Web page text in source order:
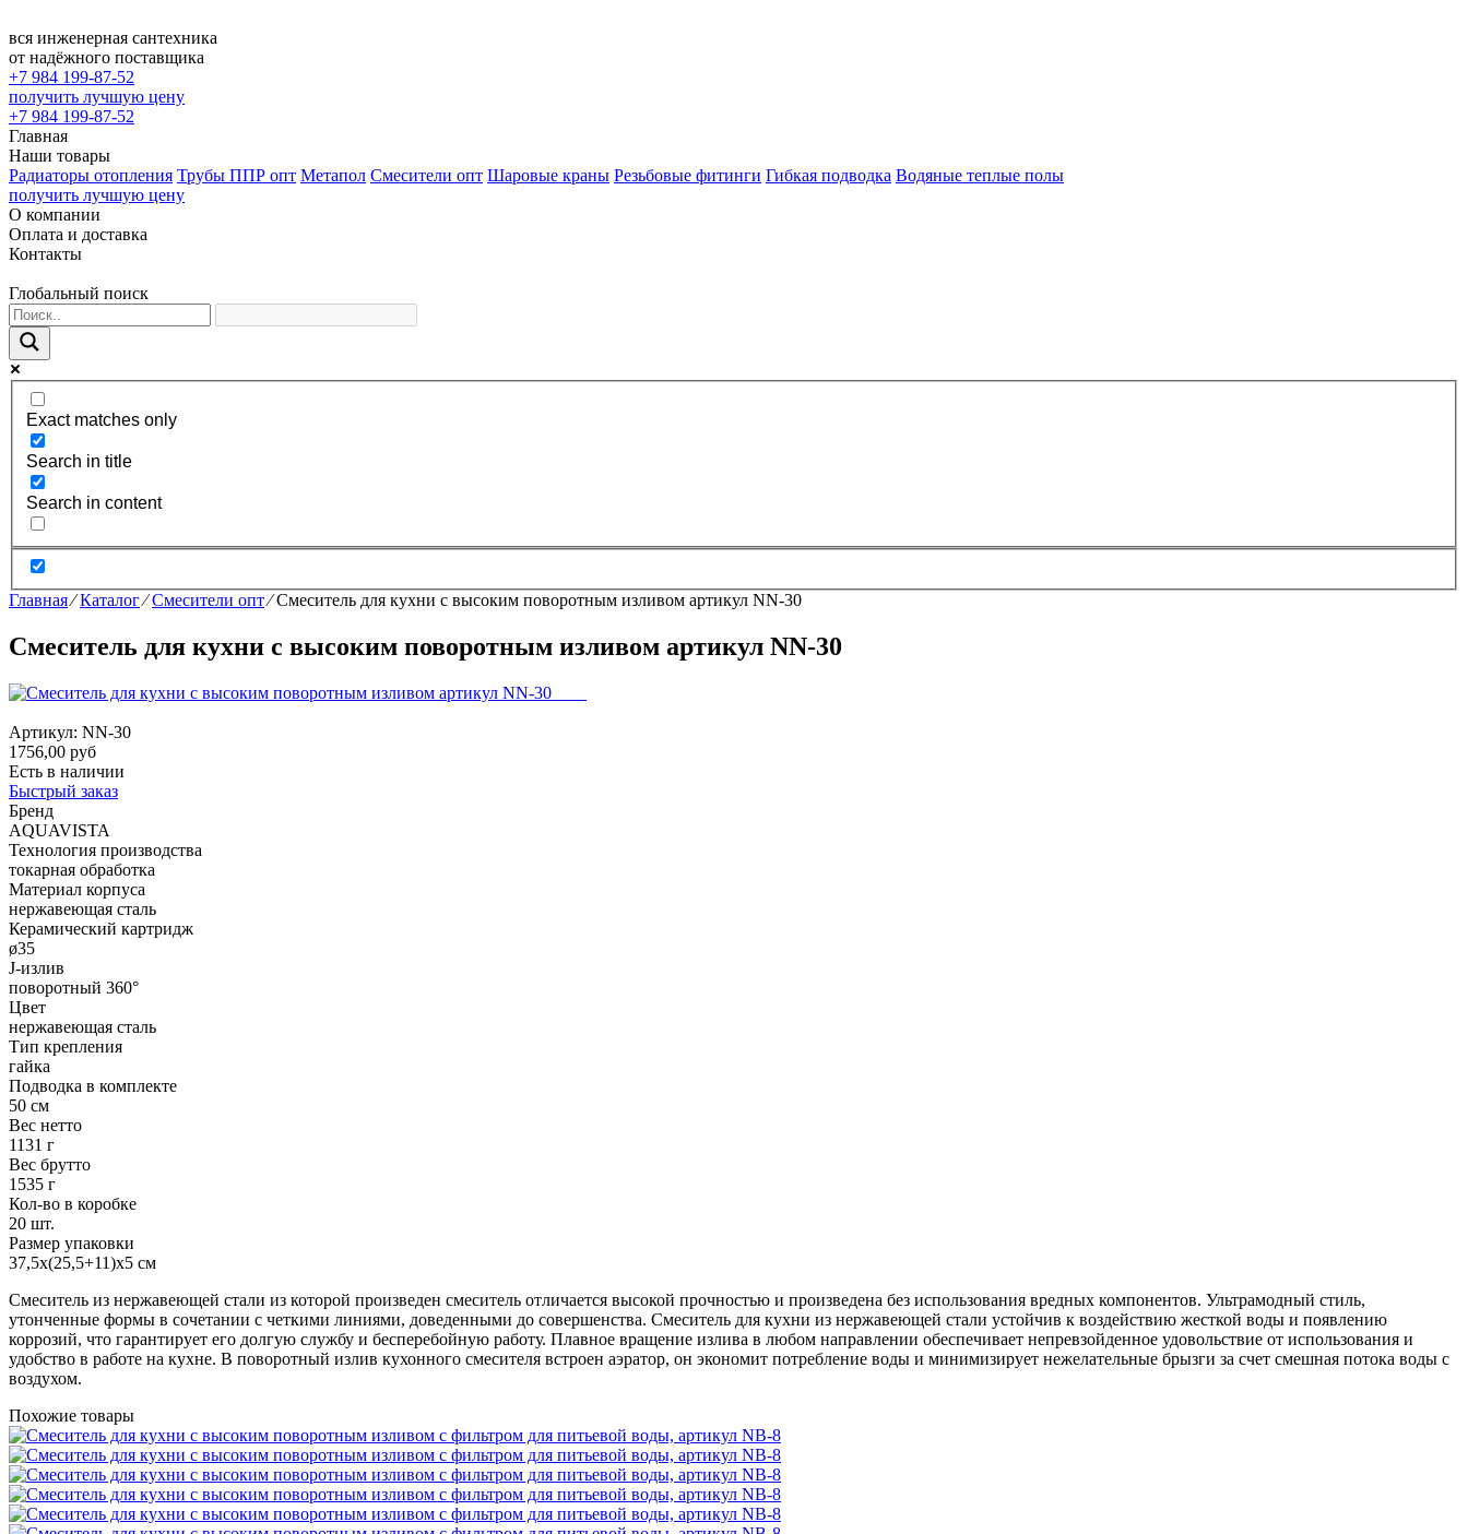
вся инженерная сантехника
от надёжного поставщика
+7 984 199-87-52
получить лучшую цену
+7 984 199-87-52
Главная
Наши товары
Радиаторы отопления Трубы ППР опт Метапол Смесители опт Шаровые краны Резьбовые фитинги Гибкая подводка Водяные теплые полы
получить лучшую цену
О компании
Оплата и доставка
Контакты
Глобальный поиск
Exact matches only
Search in title
Search in content
Главная⁄Каталог⁄Смесители опт⁄Смеситель для кухни с высоким поворотным изливом артикул NN-30
Смеситель для кухни с высоким поворотным изливом артикул NN-30
Артикул: NN-30
1756,00 руб
Есть в наличии
Быстрый заказ
Бренд
AQUAVISTA
Технология производства
токарная обработка
Материал корпуса
нержавеющая сталь
Керамический картридж
ø35
J-излив
поворотный 360°
Цвет
нержавеющая сталь
Тип крепления
гайка
Подводка в комплекте
50 см
Вес нетто
1131 г
Вес брутто
1535 г
Кол-во в коробке
20 шт.
Размер упаковки
37,5х(25,5+11)х5 см
Смеситель из нержавеющей стали из которой произведен смеситель отличается высокой прочностью и произведена без использования вредных компонентов. Ультрамодный стиль,
утонченные формы в сочетании с четкими линиями, доведенными до совершенства. Смеситель для кухни из нержавеющей стали устойчив к воздействию жесткой воды и появлению
коррозий, что гарантирует его долгую службу и бесперебойную работу. Плавное вращение излива в любом направлении обеспечивает непревзойденное удовольствие от использования и
удобство в работе на кухне. В поворотный излив кухонного смесителя встроен аэратор, он экономит потребление воды и минимизирует нежелательные брызги за счет смешная потока воды с
воздухом.
Похожие товары